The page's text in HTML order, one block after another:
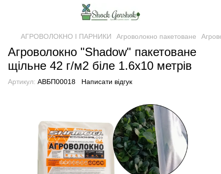
АГРОВОЛОКНО І ПАРНИКИ Агроволокно пакетоване
Агроволокно "Shadow" пакетоване
щільне 42 г/м2 біле 1.6х10 метрів
Артикул: АВБП00018 Написати відгук